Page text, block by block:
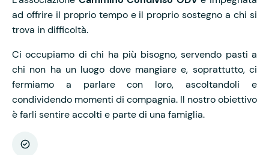
ad offrire il proprio tempo e il proprio sostegno a chi si
trova in difficoltà.
Ci occupiamo di chi ha più bisogno, servendo pasti a
chi non ha un luogo dove mangiare e, soprattutto, ci
fermiamo a parlare con loro, ascoltandoli e
condividendo momenti di compagnia. Il nostro obiettivo
è farli sentire accolti e parte di una famiglia.